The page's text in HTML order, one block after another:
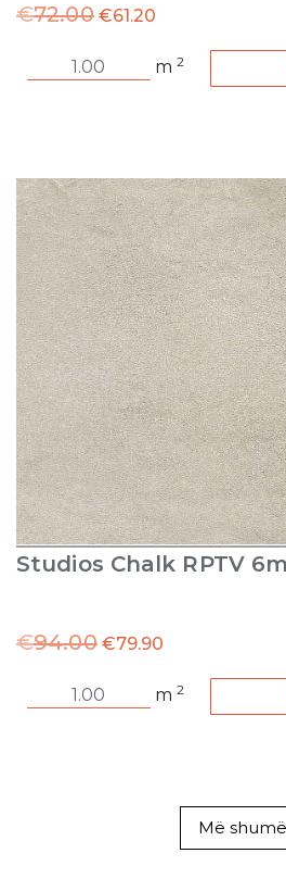
€72.00 €61.20
m2
Studios Chalk RPTV
€94.00 €79.90
m2
Më shumë